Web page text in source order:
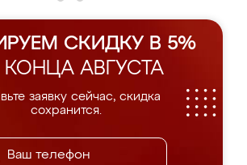
СКИДКУ В 5%
АВГУСТА
заявку сейчас, скидка
сохранится.